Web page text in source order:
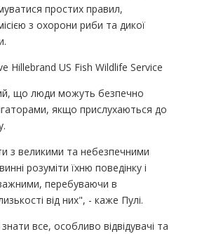
простих правил,
з охорони риби та дикої
Hillebrand US Fish Wildlife Service
що люди можуть безпечно
якщо прислухаються до
з великими та небезпечними
розуміти їхню поведінку і
перебуваючи в
від них", - каже Пулі.
все, особливо відвідувачі та